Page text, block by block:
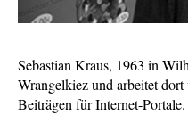
Sebastian Kraus, 1963 in
Wrangelkiez und arbeitet
Beiträgen für Internet-Portale.